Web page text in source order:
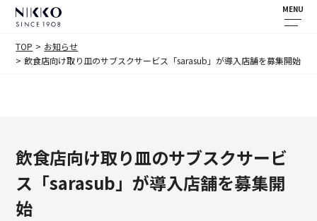
MENU
TOP
お知らせ
飲食店向け取り皿のサブスクサービス「sarasub」が導入店舗を募集開始
飲食店向け取り皿のサブスクサービ
ス「sarasub」が導入店舗を募集開
始